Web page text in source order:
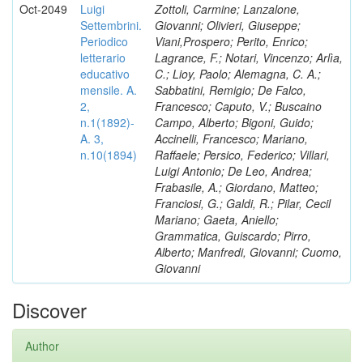
Oct-2049
Luigi
Settembrini.
Periodico
letterario
educativo
mensile. A.
2,
n.1(1892)-
A. 3,
n.10(1894)
Zottoli, Carmine; Lanzalone,
Giovanni; Olivieri, Giuseppe;
Viani,Prospero; Perito, Enrico;
Lagrance, F.; Notari, Vincenzo; Arlìa,
C.; Lioy, Paolo; Alemagna, C. A.;
Sabbatini, Remigio; De Falco,
Francesco; Caputo, V.; Buscaino
Campo, Alberto; Bigoni, Guido;
Accinelli, Francesco; Mariano,
Raffaele; Persico, Federico; Villari,
Luigi Antonio; De Leo, Andrea;
Frabasile, A.; Giordano, Matteo;
Franciosi, G.; Galdi, R.; Pilar, Cecil
Mariano; Gaeta, Aniello;
Grammatica, Guiscardo; Pirro,
Alberto; Manfredi, Giovanni; Cuomo,
Giovanni
Discover
Author